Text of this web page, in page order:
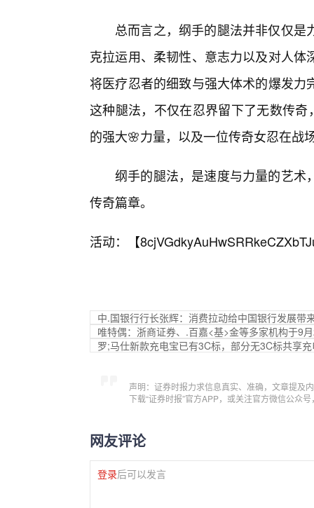
总而言之，纲手的腿法并非仅仅
克拉运用、柔韧性、意志力以及对人
将医疗忍者的细致与强大体术的爆发
这种腿法，不仅在忍界留下了无数传
的强大🌸力量，以及一位传奇女忍在战
纲手的腿法，是速度与力量的艺术
传奇篇章。
活动：【
中.国银行行长张辉：消费拉动给中国银行发展带
唯特偶：浙商证券、.百嘉<基>金等多家机构于9
罗;马仕新款充电宝已有3C标，部分无3C标共享
声明：证券时报力求信息真实、准确，文章提及
下载“证券时报”官方APP，或关注官方微信公众
网友评论
登录后可以发言